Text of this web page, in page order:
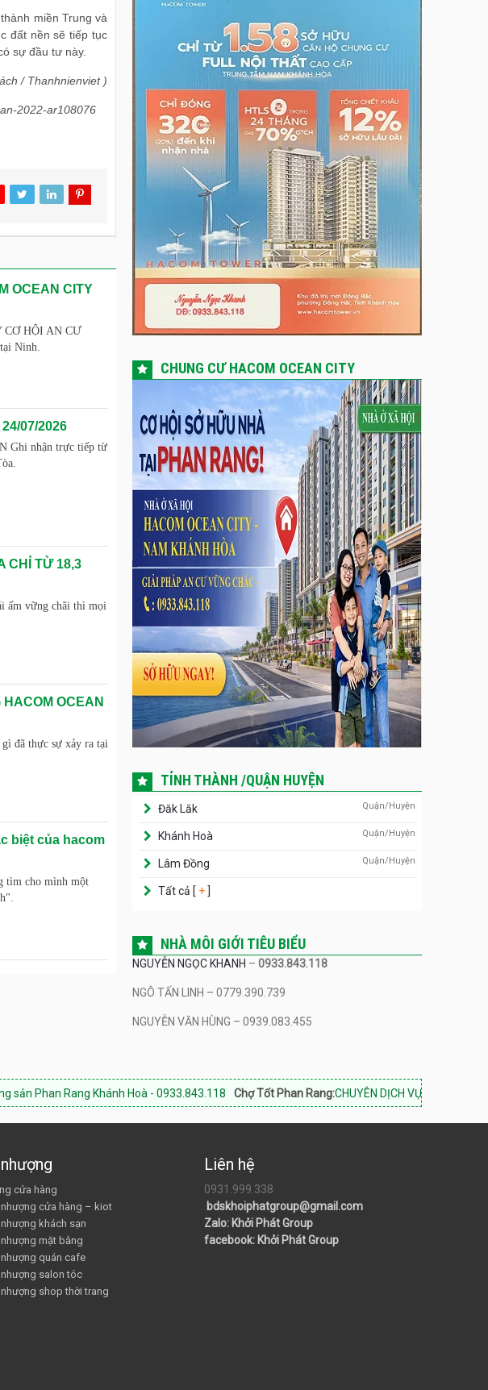
miền Trung và
đất nền sẽ tiếp tục
sự đầu tư này.
/ Thanhnienviet )
2022-ar108076
OCEAN CITY
CƠ HỘI AN CƯ
Ninh.
07/2026
Ghi nhận trực tiếp từ
CHỈ TỪ 18,3
ấm vững chãi thì mọi
OCEAN
đã thực sự xảy ra tại
biệt của hacom
tìm cho mình một
CHUNG CƯ HACOM OCEAN CITY
TỈNH THÀNH /QUẬN HUYỆN
Đăk Lăk Quận/Huyện
Khánh Hoà Quận/Huyện
Lâm Đồng Quận/Huyện
Tất cả [ +]
NHÀ MÔI GIỚI TIÊU BIỂU
NGUYỄN NGỌC KHANH –0933.843.118
NGÔ TẤN LINH – 0779.390.739
NGUYỄN VĂN HÙNG – 0939.083.455
Khánh Hoà - 0933.843.118 Chợ Tốt Phan Rang: CHUYÊN DỊCH VỤ BẤT ĐỘNG SẢN PHAN
cửa hàng
cửa hàng – kiot
khách sạn
mặt bằng
quán cafe
salon tóc
shop thời trang
Liên hệ
0931.999.338
bdskhoiphatgroup@gmail.com
Zalo: Khởi Phát Group
facebook: Khởi Phát Group